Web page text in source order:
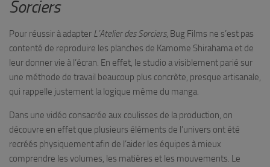
Sorciers
Pour réussir à adapter L’Atelier des Sorciers, Bug Films ne s’est pas
contenté de reproduire les planches de Kamome Shirahama et de
leur donner vie à l’écran. En effet, le studio a visiblement parié sur
une méthode de travail beaucoup plus concrète, presque artisanale,
qui rappelle justement la logique même du manga.
Dans une vidéo consacrée aux coulisses de la production, on
découvre en effet que plusieurs éléments de l’univers ont été
recréés physiquement afin de l’aider les équipes à mieux
comprendre les volumes, les matières et les mouvements. Le